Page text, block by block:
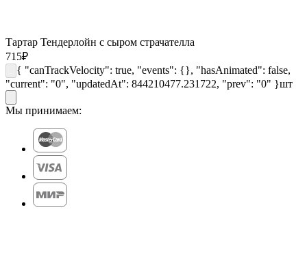
Тартар Тендерлойн с сыром страчателла
715₽
{ "canTrackVelocity": true, "events": {}, "hasAnimated": false,
"current": "0", "updatedAt": 844210477.231722, "prev": "0" }шт
Мы принимаем: